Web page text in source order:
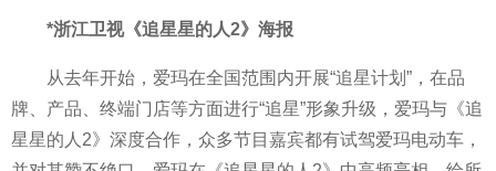
*浙江卫视《追星星的人2》海报
从去年开始，爱玛在全国范围内开展“追星计划”，在品
牌、产品、终端门店等方面进行“追星”形象升级，爱玛与《追
星星的人2》深度合作，众多节目嘉宾都有试驾爱玛电动车，